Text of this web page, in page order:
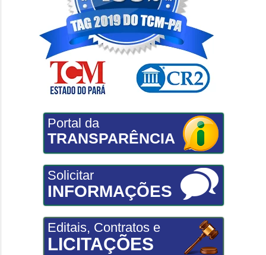
Portal da
TRANSPARÊNCIA
Solicitar
INFORMAÇÕES
Editais, Contratos e
LICITAÇÕES